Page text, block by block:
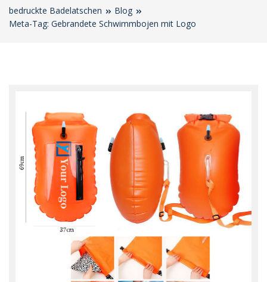
bedruckte Badelatschen
Blog
Meta-Tag: Gebrandete Schwimmbojen mit Logo